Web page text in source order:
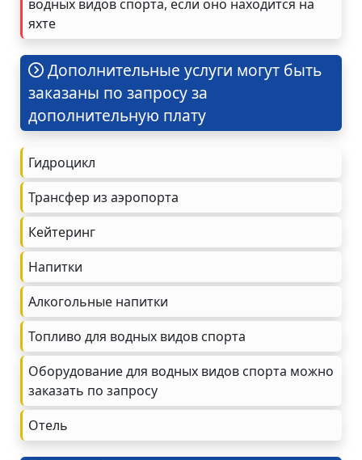
водных видов спорта, если оно находится на
яхте
Дополнительные услуги могут быть
заказаны по запросу за
дополнительную плату
Гидроцикл
Трансфер из аэропорта
Кейтеринг
Напитки
Алкогольные напитки
Топливо для водных видов спорта
Оборудование для водных видов спорта можно
заказать по запросу
Oтель